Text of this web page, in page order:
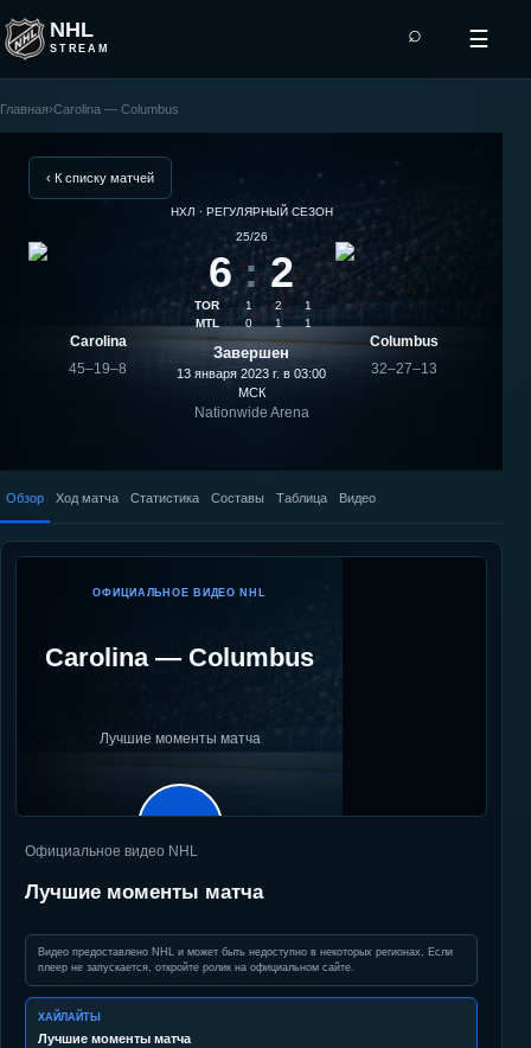
NHL
STREAM
⌕ ☰
Columbus
Главная›Carolina — Columbus
‹ К списку матчей
Carolina
45–19–8
НХЛ · РЕГУЛЯРНЫЙ СЕЗОН
25/26
6 : 2
TOR 1 2
1
MTL
0 1 1
Завершен
13 января 2023 г. в 03:00
МСК
Nationwide Arena
Columbus
32–27–13
Обзор Ход матча Статистика Составы Таблица Видео
ОФИЦИАЛЬНОЕ ВИДЕО NHL
Carolina— Columbus
Лучшие моменты матча
▶
Официальное видео NHL
Лучшие моменты матча
Видео предоставлено NHL и может быть недоступно в некоторых регионах. Если
плеер не запускается, откройте ролик на официальном сайте.
ХАЙЛАЙТЫ
Лучшие моменты матча